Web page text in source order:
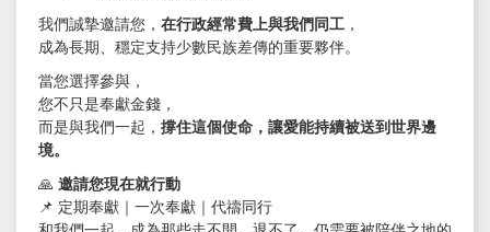
我們誠摯邀請您， 在行政經常費上與我們同工 ，
成為長期、穩定支持少數民族差傳的重要夥伴。
當您選擇參與，
您不只是奉獻金錢，
而是與我們一起， 撐住這個使命，讓愛能持續被送到世界邊
境。
🙏 邀請您現在就行動
📌 定期奉獻｜一次奉獻｜代禱同行